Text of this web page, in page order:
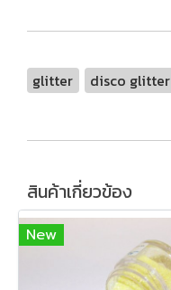
glitter disco glitter
สินค้าเกี่ยวข้อง
New